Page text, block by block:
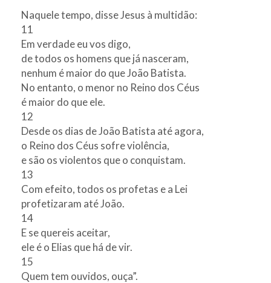
Naquele tempo, disse Jesus à multidão:
11
Em verdade eu vos digo,
de todos os homens que já nasceram,
nenhum é maior do que João Batista.
No entanto, o menor no Reino dos Céus
é maior do que ele.
12
Desde os dias de João Batista até agora,
o Reino dos Céus sofre violência,
e são os violentos que o conquistam.
13
Com efeito, todos os profetas e a Lei
profetizaram até João.
14
E se quereis aceitar,
ele é o Elias que há de vir.
15
Quem tem ouvidos, ouça”.